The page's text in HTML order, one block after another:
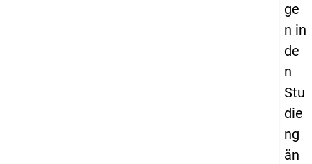
ge
n in
de
n
Stu
die
ng
än